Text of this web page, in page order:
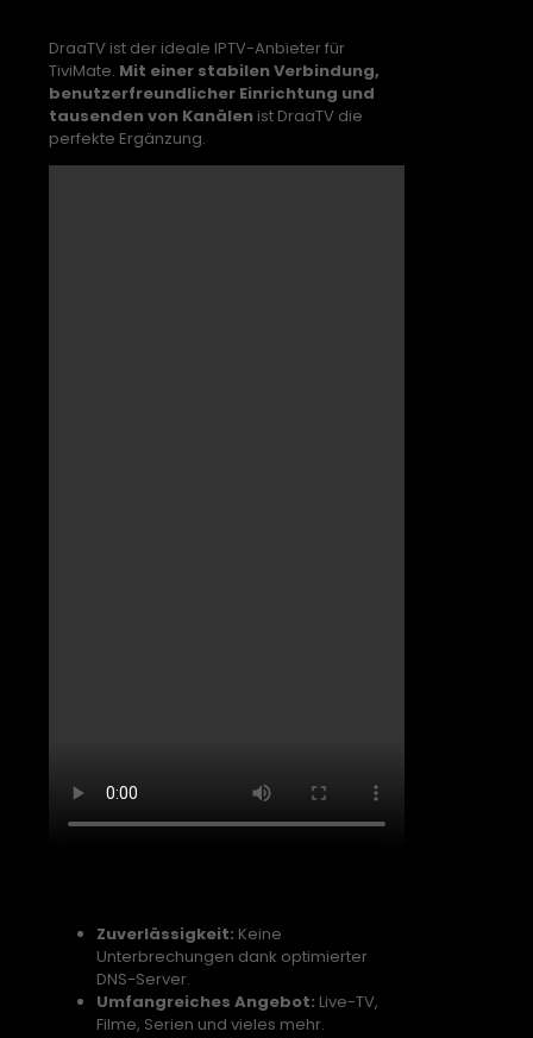
DraaTV ist der ideale IPTV-Anbieter für
TiviMate. Mit einer stabilen Verbindung,
benutzerfreundlicher Einrichtung und
tausenden von Kanälen ist DraaTV die
perfekte Ergänzung.
Zuverlässigkeit: Keine
Unterbrechungen dank optimierter
DNS-Server.
Umfangreiches Angebot: Live-TV,
Filme, Serien und vieles mehr.